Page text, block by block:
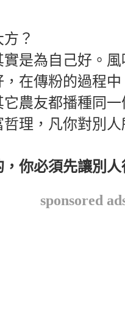
？
是為自己好。
在傳粉的過程
農友都播種同
理，凡你對別
你必須先讓別
sponsored